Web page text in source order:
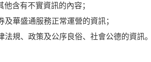
含有不實資訊的內容；
華盛通服務正常運營的資訊；
規、政策及公序良俗、社會公德的資訊。